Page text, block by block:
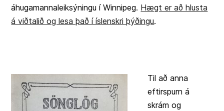
áhugamannaleiksýningu í Winnipeg. Hægt er að hlusta
á viðtalið og lesa það í íslenskri þýðingu.
Til að anna
eftirspurn á
skrám og